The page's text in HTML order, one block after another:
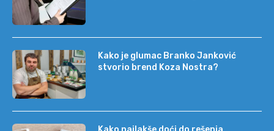
Kako je glumac Branko Janković
stvorio brend Koza Nostra?